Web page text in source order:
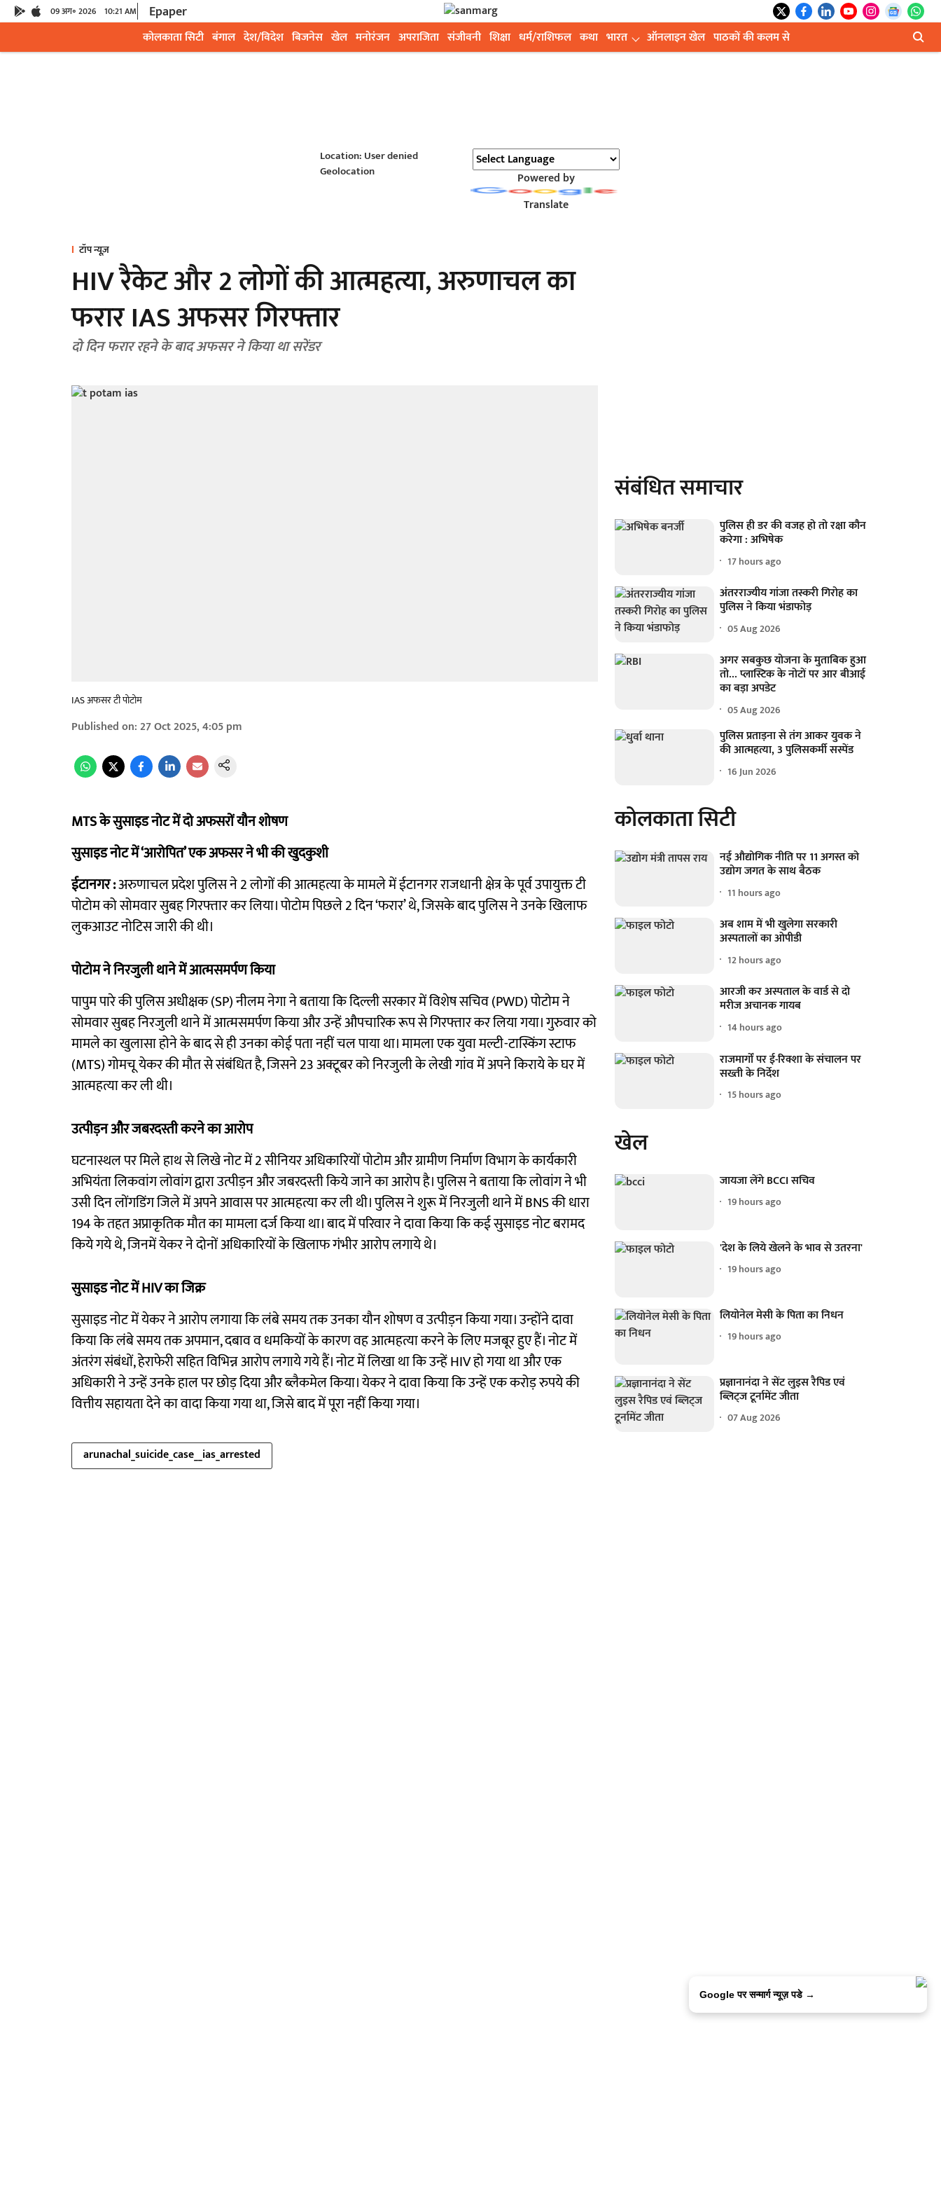
09 अग॰ 2026 10:21 AM Epaper
कोलकाता सिटी बंगाल देश/विदेश बिजनेस खेल मनोरंजन अपराजिता संजीवनी शिक्षा धर्म/राशिफल कथा भारत ऑनलाइन खेल पाठकों की कलम से
Location: User denied
Geolocation
Powered by
Translate
टॉप न्यूज़
HIV रैकेट और 2 लोगों की आत्महत्या, अरुणाचल का
फरार IAS अफसर गिरफ्तार
दो दिन फरार रहने के बाद अफसर ने किया था सरेंडर
IAS अफसर टी पोटोम
Published on:27 Oct 2025, 4:05 pm
MTS के सुसाइड नोट में दो अफसरों यौन शोषण
सुसाइड नोट में ‘आरोपित’ एक अफसर ने भी की खुदकुशी
ईटानगर :अरुणाचल प्रदेश पुलिस ने 2 लोगों की आत्महत्या के मामले में ईटानगर राजधानी क्षेत्र के पूर्व उपायुक्त टी
पोटोम को सोमवार सुबह गिरफ्तार कर लिया। पोटोम पिछले 2 दिन ‘फरार’ थे, जिसके बाद पुलिस ने उनके खिलाफ
लुकआउट नोटिस जारी की थी।
पोटोम ने निरजुली थाने में आत्मसमर्पण किया
पापुम पारे की पुलिस अधीक्षक (SP) नीलम नेगा ने बताया कि दिल्ली सरकार में विशेष सचिव (PWD) पोटोम ने
सोमवार सुबह निरजुली थाने में आत्मसमर्पण किया और उन्हें औपचारिक रूप से गिरफ्तार कर लिया गया। गुरुवार को
मामले का खुलासा होने के बाद से ही उनका कोई पता नहीं चल पाया था। मामला एक युवा मल्टी-टास्किंग स्टाफ
(MTS) गोमचू येकर की मौत से संबंधित है, जिसने 23 अक्टूबर को निरजुली के लेखी गांव में अपने किराये के घर में
आत्महत्या कर ली थी।
उत्पीड़न और जबरदस्ती करने का आरोप
घटनास्थल पर मिले हाथ से लिखे नोट में 2 सीनियर अधिकारियों पोटोम और ग्रामीण निर्माण विभाग के कार्यकारी
अभियंता लिकवांग लोवांग द्वारा उत्पीड़न और जबरदस्ती किये जाने का आरोप है। पुलिस ने बताया कि लोवांग ने भी
उसी दिन लोंगडिंग जिले में अपने आवास पर आत्महत्या कर ली थी। पुलिस ने शुरू में निरजुली थाने में BNS की धारा
194 के तहत अप्राकृतिक मौत का मामला दर्ज किया था। बाद में परिवार ने दावा किया कि कई सुसाइड नोट बरामद
किये गये थे, जिनमें येकर ने दोनों अधिकारियों के खिलाफ गंभीर आरोप लगाये थे।
सुसाइड नोट में HIV का जिक्र
सुसाइड नोट में येकर ने आरोप लगाया कि लंबे समय तक उनका यौन शोषण व उत्पीड़न किया गया। उन्होंने दावा
किया कि लंबे समय तक अपमान, दबाव व धमकियों के कारण वह आत्महत्या करने के लिए मजबूर हुए हैं। नोट में
अंतरंग संबंधों, हेराफेरी सहित विभिन्न आरोप लगाये गये हैं। नोट में लिखा था कि उन्हें HIV हो गया था और एक
अधिकारी ने उन्हें उनके हाल पर छोड़ दिया और ब्लैकमेल किया। येकर ने दावा किया कि उन्हें एक करोड़ रुपये की
वित्तीय सहायता देने का वादा किया गया था, जिसे बाद में पूरा नहीं किया गया।
arunachal_suicide_case__ias_arrested
संबंधित समाचार
पुलिस ही डर की वजह हो तो रक्षा कौन
करेगा : अभिषेक
17 hours ago
अंतरराज्यीय गांजा तस्करी गिरोह का
पुलिस ने किया भंडाफोड़
05 Aug 2026
अगर सबकुछ योजना के मुताबिक हुआ
तो... प्लास्टिक के नोटों पर आर बीआई
का बड़ा अपडेट
05 Aug 2026
पुलिस प्रताड़ना से तंग आकर युवक ने
की आत्महत्या, 3 पुलिसकर्मी सस्पेंड
16 Jun 2026
कोलकाता सिटी
नई औद्योगिक नीति पर 11 अगस्त को
उद्योग जगत के साथ बैठक
11 hours ago
अब शाम में भी खुलेगा सरकारी
अस्पतालों का ओपीडी
12 hours ago
आरजी कर अस्पताल के वार्ड से दो
मरीज अचानक गायब
14 hours ago
राजमार्गों पर ई-रिक्शा के संचालन पर
सख्ती के निर्देश
15 hours ago
खेल
जायजा लेंगे BCCI सचिव
19 hours ago
'देश के लिये खेलने के भाव से उतरना'
19 hours ago
लियोनेल मेसी के पिता का निधन
19 hours ago
प्रज्ञानानंदा ने सेंट लुइस रैपिड एवं
ब्लिट्ज टूर्नामेंट जीता
07 Aug 2026
Google पर सन्मार्ग न्यूज़ पडे →